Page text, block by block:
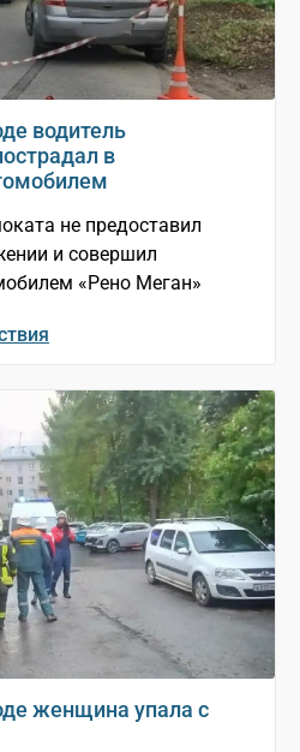
водитель
в
не предоставил
и совершил
«Рено Меган»
женщина упала с